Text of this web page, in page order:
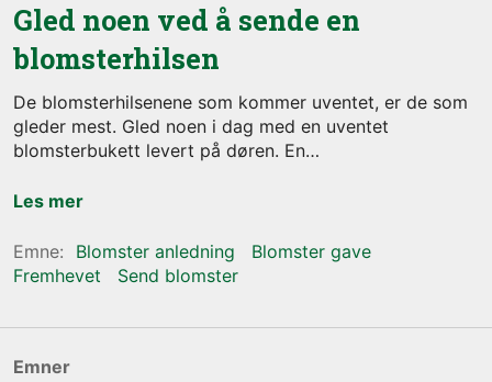
Gled noen ved å sende en
blomsterhilsen
De blomsterhilsenene som kommer uventet, er de som
gleder mest. Gled noen i dag med en uventet
blomsterbukett levert på døren. En
Les mer
Blomster anledning
Blomster gave
Fremhevet
Send blomster
Emner